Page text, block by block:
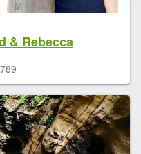
& Rebecca